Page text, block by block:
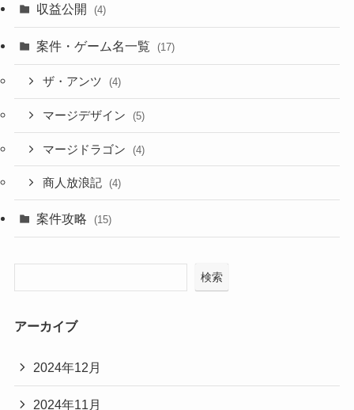
収益公開 (4)
案件・ゲーム名一覧 (17)
ザ・アンツ (4)
マージデザイン (5)
マージドラゴン (4)
商人放浪記 (4)
案件攻略 (15)
検索
アーカイブ
2024年12月
2024年11月